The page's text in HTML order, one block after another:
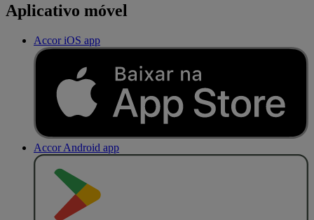
Aplicativo móvel
Accor iOS app
Accor Android app